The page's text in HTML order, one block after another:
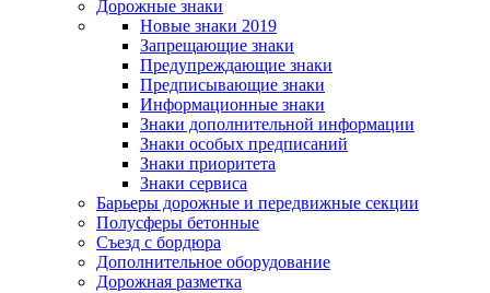
Дорожные знаки
Новые знаки 2019
Запрещающие знаки
Предупреждающие знаки
Предписывающие знаки
Информационные знаки
Знаки дополнительной информации
Знаки особых предписаний
Знаки приоритета
Знаки сервиса
Барьеры дорожные и передвижные секции
Полусферы бетонные
Съезд с бордюра
Дополнительное оборудование
Дорожная разметка